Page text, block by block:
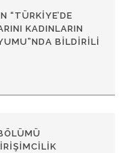
“TÜRKIYE’DE
KADINLARIN
BILDIRILI